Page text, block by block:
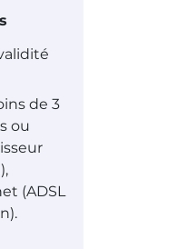
de 3
ou
(ADSL